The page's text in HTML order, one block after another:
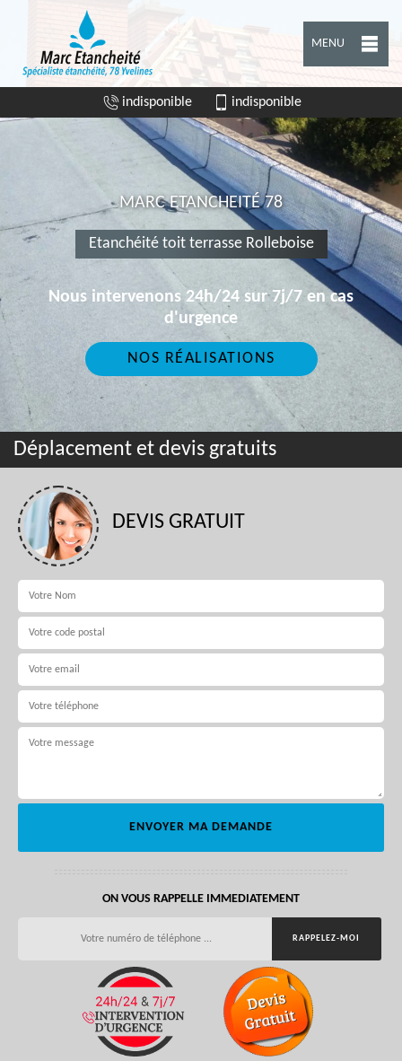
MENU
indisponible indisponible
MARC ETANCHEITÉ 78
Etanchéité toit terrasse Rolleboise
Nous intervenons 24h/24 sur 7j/7 en cas
d'urgence
NOS RÉALISATIONS
Déplacement et devis gratuits
DEVIS GRATUIT
ON VOUS RAPPELLE IMMEDIATEMENT